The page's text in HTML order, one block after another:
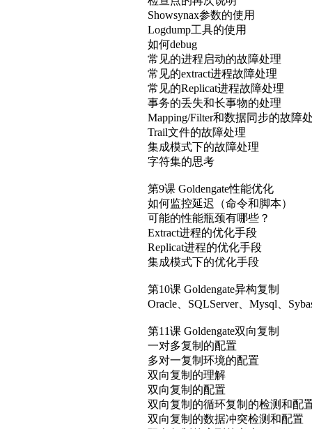
集成模式下的故障处理
字符集的思考
第9课 Goldengate性能优化
如何监控延迟（命令和脚本）
可能的性能瓶颈有哪些？
Extract进程的优化手段
Replicat进程的优化手段
集成模式下的优化手段
第10课 Goldengate异构复制
Oracle、SQLServer、Mysql、
第11课 Goldengate双向复制
一对多复制的配置
多对一复制环境的配置
双向复制的理解
双向复制的配置
双向复制的循环复制的检测和配置
双向复制的序列的考虑
GOLDENGATE File Adaptor的概
GOLDENGATE Java Adaptor的概
第13课 项目实施和维护最佳实践
项目的计划和注意点
设计规范
实施规范